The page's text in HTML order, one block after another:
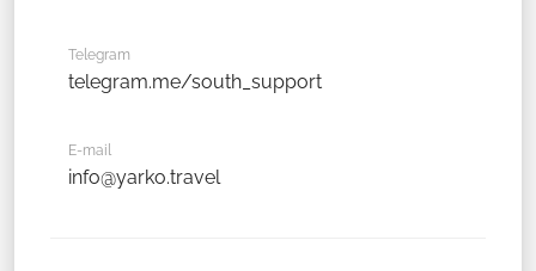
Telegram
telegram.me/south_support
E-mail
info@yarko.travel